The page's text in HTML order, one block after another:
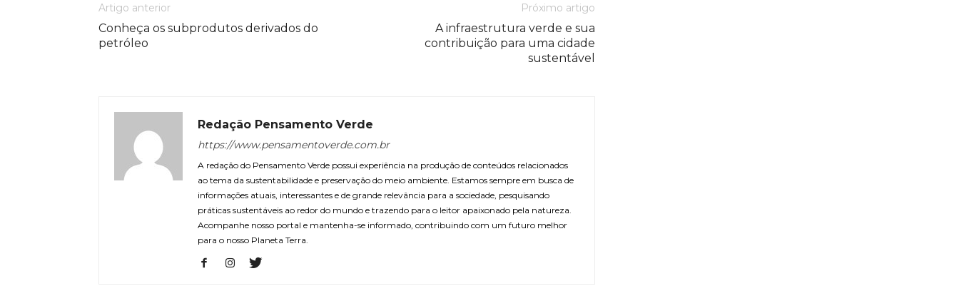
Artigo anterior
Conheça os subprodutos derivados do
petróleo
Próximo artigo
A infraestrutura verde e sua
contribuição para uma cidade
sustentável
Redação Pensamento Verde
https://www.pensamentoverde.com.br
A redação do Pensamento Verde possui experiência na produção de conteúdos relacionados
ao tema da sustentabilidade e preservação do meio ambiente. Estamos sempre em busca de
informações atuais, interessantes e de grande relevância para a sociedade, pesquisando
práticas sustentáveis ao redor do mundo e trazendo para o leitor apaixonado pela natureza.
Acompanhe nosso portal e mantenha-se informado, contribuindo com um futuro melhor
para o nosso Planeta Terra.